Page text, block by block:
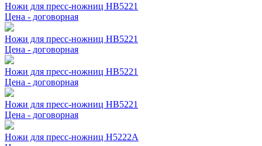
Ножи для пресс-ножниц НВ5221
Цена - договорная
Ножи для пресс-ножниц НВ5221
Цена - договорная
Ножи для пресс-ножниц НВ5221
Цена - договорная
Ножи для пресс-ножниц НВ5221
Цена - договорная
Ножи для пресс-ножниц Н5222А